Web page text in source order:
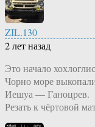
ZIL.130
2 лет назад
Это начало
Чорно море
Иешуа — Ганоцрев.
Резать к чёртовой